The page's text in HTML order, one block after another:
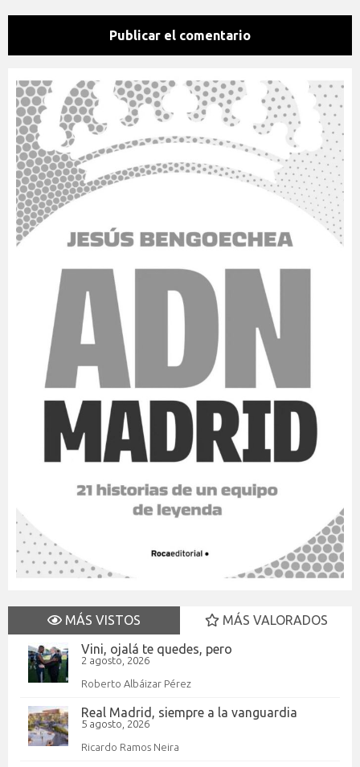
MÁS VISTOS
MÁS VALORADOS
Vini, ojalá te quedes, pero
2 agosto, 2026
Roberto Albáizar Pérez
Real Madrid, siempre a la vanguardia
5 agosto, 2026
Ricardo Ramos Neira